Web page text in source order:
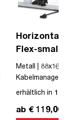
Horizontaler
Flex-small +
Kabelführung
Steckdose
Metall |
erhältlich in 12
ab € 119,00